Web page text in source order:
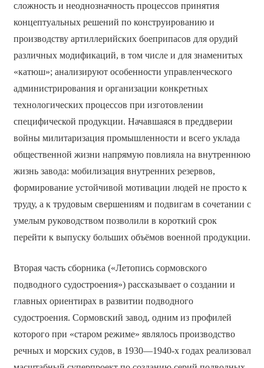
сложность и неоднозначность процессов принятия
концептуальных решений по конструированию и
производству артиллерийских боеприпасов для орудий
различных модификаций, в том числе и для знаменитых
«катюш»; анализируют особенности управленческого
администрирования и организации конкретных
технологических процессов при изготовлении
специфической продукции. Начавшаяся в преддверии
войны милитаризация промышленности и всего уклада
общественной жизни напрямую повлияла на внутреннюю
жизнь завода: мобилизация внутренних резервов,
формирование устойчивой мотивации людей не просто к
труду, а к трудовым свершениям и подвигам в сочетании с
умелым руководством позволили в короткий срок
перейти к выпуску больших объёмов военной продукции.
Вторая часть сборника («Летопись сормовского
подводного судостроения») рассказывает о создании и
главных ориентирах в развитии подводного
судостроения. Сормовский завод, одним из профилей
которого при «старом режиме» являлось производство
речных и морских судов, в 1930—1940-х годах реализовал